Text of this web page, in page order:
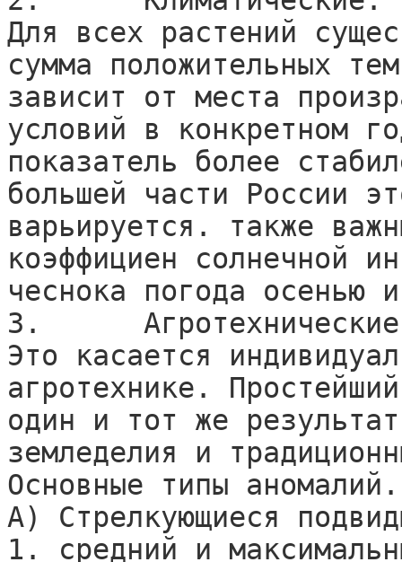
Для всех растений
сумма положительных
зависит от места
условий в конкретном
показатель более
большей части России
варьируется. также
коэффициен солнечной
чеснока погода осенью
3.	Агротехнические.
Это касается
агротехнике.
один и тот же
земледелия и
Основные типы аномалий.
А) Стрелкующиеся
1. средний и